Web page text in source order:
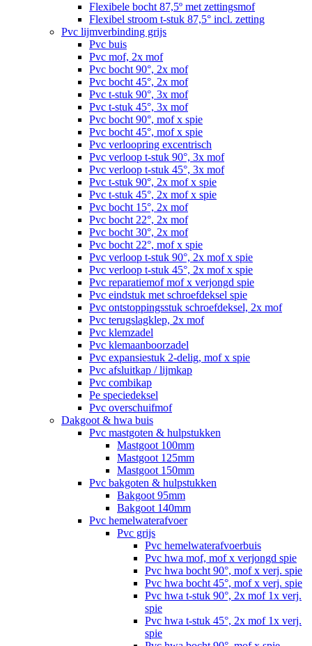
Flexibele bocht 87,5º met zettingsmof
Flexibel stroom t-stuk 87,5° incl. zetting
Pvc lijmverbinding grijs
Pvc buis
Pvc mof, 2x mof
Pvc bocht 90°, 2x mof
Pvc bocht 45°, 2x mof
Pvc t-stuk 90°, 3x mof
Pvc t-stuk 45°, 3x mof
Pvc bocht 90°, mof x spie
Pvc bocht 45°, mof x spie
Pvc verloopring excentrisch
Pvc verloop t-stuk 90°, 3x mof
Pvc verloop t-stuk 45°, 3x mof
Pvc t-stuk 90°, 2x mof x spie
Pvc t-stuk 45°, 2x mof x spie
Pvc bocht 15°, 2x mof
Pvc bocht 22°, 2x mof
Pvc bocht 30°, 2x mof
Pvc bocht 22°, mof x spie
Pvc verloop t-stuk 90°, 2x mof x spie
Pvc verloop t-stuk 45°, 2x mof x spie
Pvc reparatiemof mof x verjongd spie
Pvc eindstuk met schroefdeksel spie
Pvc ontstoppingsstuk schroefdeksel, 2x mof
Pvc terugslagklep, 2x mof
Pvc klemzadel
Pvc klemaanboorzadel
Pvc expansiestuk 2-delig, mof x spie
Pvc afsluitkap / lijmkap
Pvc combikap
Pe speciedeksel
Pvc overschuifmof
Dakgoot & hwa buis
Pvc mastgoten & hulpstukken
Mastgoot 100mm
Mastgoot 125mm
Mastgoot 150mm
Pvc bakgoten & hulpstukken
Bakgoot 95mm
Bakgoot 140mm
Pvc hemelwaterafvoer
Pvc grijs
Pvc hemelwaterafvoerbuis
Pvc hwa mof, mof x verjongd spie
Pvc hwa bocht 90°, mof x verj. spie
Pvc hwa bocht 45°, mof x verj. spie
Pvc hwa t-stuk 90°, 2x mof 1x verj.
spie
Pvc hwa t-stuk 45°, 2x mof 1x verj.
spie